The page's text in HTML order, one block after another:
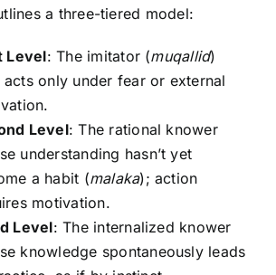
a three-tiered model:
Level: The imitator (muqallid)
acts only under fear or external
Level: The rational knower
understanding hasn’t yet
a habit (malaka); action
motivation.
Level: The internalized knower
knowledge spontaneously leads